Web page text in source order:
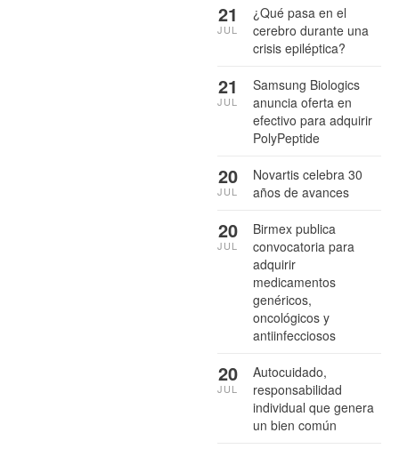
¿Qué pasa en el
cerebro durante una
crisis epiléptica?
21
JUL
Samsung Biologics
anuncia oferta en
efectivo para adquirir
PolyPeptide
21
JUL
Novartis celebra 30
años de avances
20
JUL
Birmex publica
convocatoria para
adquirir
medicamentos
genéricos,
oncológicos y
antiinfecciosos
20
JUL
Autocuidado,
responsabilidad
individual que genera
un bien común
20
JUL